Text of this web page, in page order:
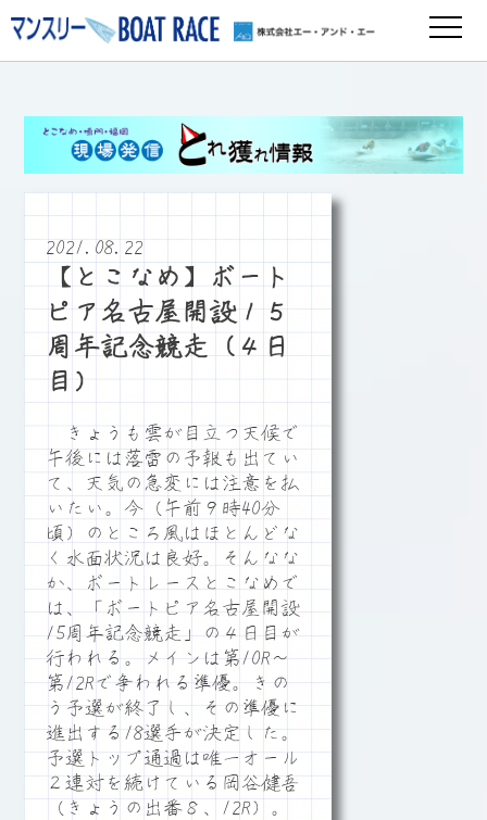
2021.08.22
【とこなめ】ボート
ピア名古屋開設１５
周年記念競走（４日
目）
きょうも雲が目立つ天候で
午後には落雷の予報も出てい
て、天気の急変には注意を払
いたい。今（午前９時40分
頃）のところ風はほとんどな
く水面状況は良好。そんなな
か、ボートレースとこなめで
は、「ボートピア名古屋開設
15周年記念競走」の４日目が
行われる。メインは第10R～
第12Rで争われる準優。きの
う予選が終了し、その準優に
進出する18選手が決定した。
予選トップ通過は唯一オール
２連対を続けている岡谷健吾
（きょうの出番８、12R）。